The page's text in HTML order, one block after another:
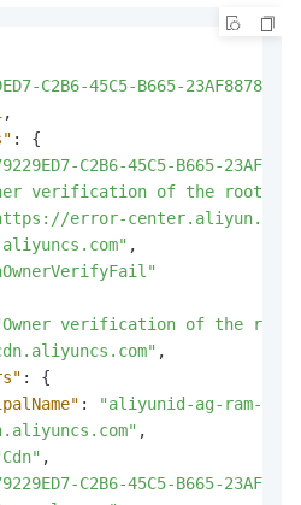
C2B6-45C5-B665-
,
:
{
C2B6-45C5-B665-
verification of the root
error-center.aliyun.com/
,
verification of the root
,
:
{
:
"aliyunid-ag-ram-role-
,
,
C2B6-45C5-B665-